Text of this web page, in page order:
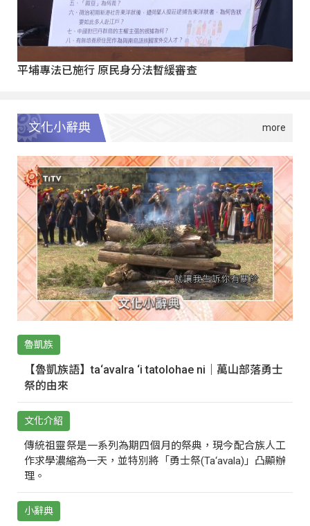
平埔專法已施行 原民身分法暫緩審查
文化小辭典
魯凱族
【魯凱族語】ta‘avalra ‘i tatolohae ni｜萬山部落勇士
祭的由來
文化介紹
傳統祖靈祭是一系列為期四個月的祭典，現今配合族人工
作求學濃縮為一天，並特別將「勇士祭(Ta‘avala)」凸顯辦
理。
小辭典